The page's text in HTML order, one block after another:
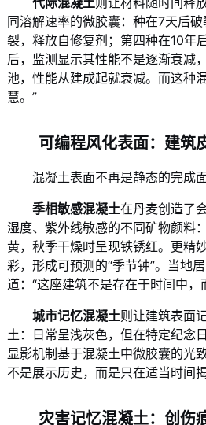
同溶解速率的微胶囊：种在7天后
裂，释放自修复剂；第四种在10年
后，监测显示其性能不是逐渐衰减
池，性能从建成起就衰减。而这种
慧。”
可编程风化表面：建筑
混凝土表面不再是静态的完成
季相敏感混凝土在丹麦创造了
湿度、紫外线敏感的不同矿物颜料
黄，秋季干燥时呈现铁锈红。更精
彩，形成可预测的“季节钟”。当地
道：“这座建筑不是存在于时间中
城市记忆混凝土则让建筑表面
土：日常呈浅灰色，但在特定纪念
显影机制基于混凝土中微胶囊的光
不是展示历史，而是只在适当时间
灾害记忆混凝土：创伤